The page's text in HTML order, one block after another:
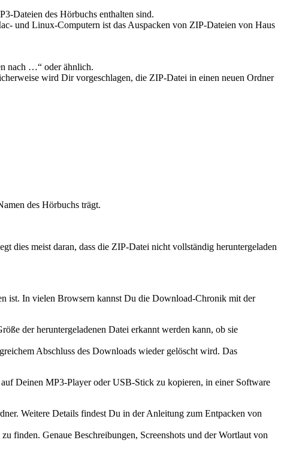
Dateien des Hörbuchs enthalten sind.
und Linux-Computern ist das Auspacken von ZIP-Dateien von Haus
nach …“ oder ähnlich.
wird Dir vorgeschlagen, die ZIP-Datei in einen neuen Ordner
des Hörbuchs trägt.
dies meist daran, dass die ZIP-Datei nicht vollständig heruntergeladen
ist. In vielen Browsern kannst Du die Download-Chronik mit der
der heruntergeladenen Datei erkannt werden kann, ob sie
Abschluss des Downloads wieder gelöscht wird. Das
Deinen MP3-Player oder USB-Stick zu kopieren, in einer Software
Weitere Details findest Du in der Anleitung zum Entpacken von
finden. Genaue Beschreibungen, Screenshots und der Wortlaut von